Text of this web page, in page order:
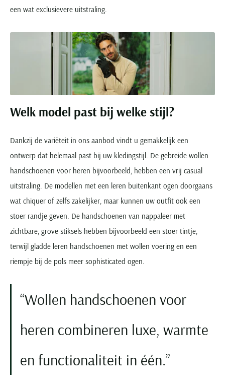
een wat exclusievere uitstraling.
Welk model past bij welke stijl?
Dankzij de variëteit in ons aanbod vindt u gemakkelijk een
ontwerp dat helemaal past bij uw kledingstijl. De gebreide wollen
handschoenen voor heren bijvoorbeeld, hebben een vrij casual
uitstraling. De modellen met een leren buitenkant ogen doorgaans
wat chiquer of zelfs zakelijker, maar kunnen uw outfit ook een
stoer randje geven. De handschoenen van nappaleer met
zichtbare, grove stiksels hebben bijvoorbeeld een stoer tintje,
terwijl gladde leren handschoenen met wollen voering en een
riempje bij de pols meer sophisticated ogen.
Wollen handschoenen voor
heren combineren luxe, warmte
en functionaliteit in één.